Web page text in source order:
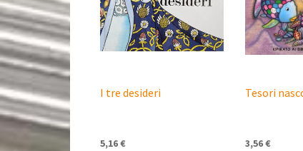
I tre desideri
5,16€
Tesori
3,56€